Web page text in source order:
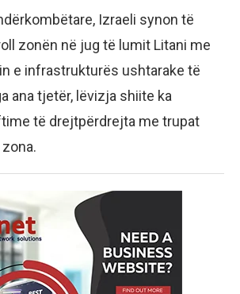
Izraeli synon të
zonën në jug të lumit Litani me
e infrastrukturës ushtarake të
ana tjetër, lëvizja shiite ka
të drejtpërdrejta me trupat